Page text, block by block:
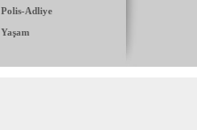
Polis-Adliye
Yaşam